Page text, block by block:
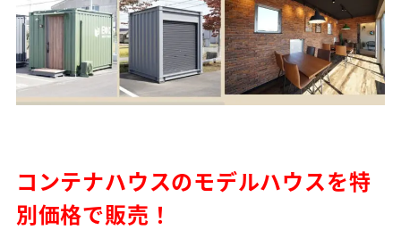
コンテナハウスのモデルハウスを特
別価格で販売！